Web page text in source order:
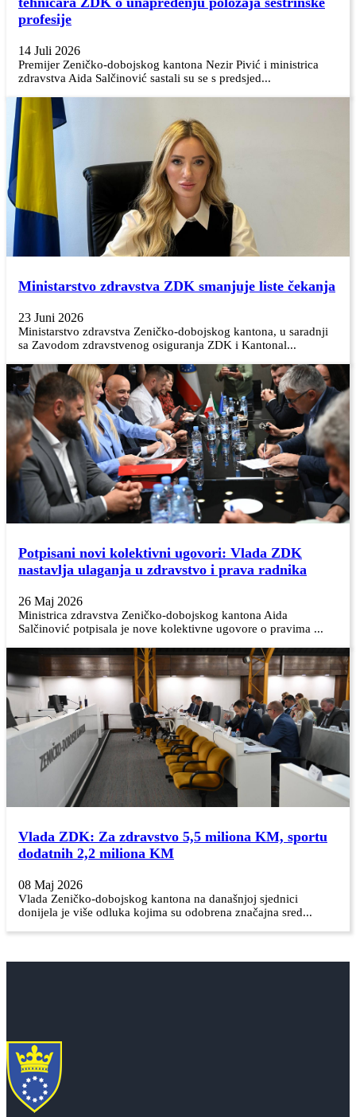
profesije
14 Juli 2026
Premijer Zeničko-dobojskog kantona Nezir Pivić i ministrica
zdravstva Aida Salčinović sastali su se s predsjed...
Ministarstvo zdravstva ZDK smanjuje liste čekanja
23 Juni 2026
Ministarstvo zdravstva Zeničko-dobojskog kantona, u saradnji
sa Zavodom zdravstvenog osiguranja ZDK i Kantonal...
Potpisani novi kolektivni ugovori: Vlada ZDK
nastavlja ulaganja u zdravstvo i prava radnika
26 Maj 2026
Ministrica zdravstva Zeničko-dobojskog kantona Aida
Salčinović potpisala je nove kolektivne ugovore o pravima ...
Vlada ZDK: Za zdravstvo 5,5 miliona KM, sportu
dodatnih 2,2 miliona KM
08 Maj 2026
Vlada Zeničko-dobojskog kantona na današnjoj sjednici
donijela je više odluka kojima su odobrena značajna sred...